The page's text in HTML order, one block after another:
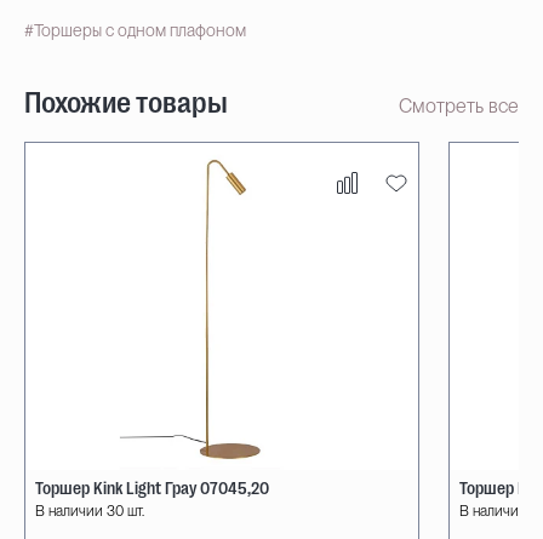
#Торшеры с одном плафоном
Похожие товары Смотреть все
Торшер Kink Light Грау 07045,20
В наличии 30 шт.
Торшер
В наличии